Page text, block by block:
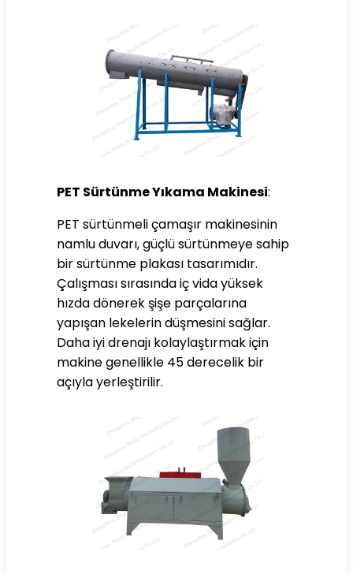
PET Sürtünme Yıkama Makinesi:
PET sürtünmeli çamaşır makinesinin
namlu duvarı, güçlü sürtünmeye sahip
bir sürtünme plakası tasarımıdır.
Çalışması sırasında iç vida yüksek
hızda dönerek şişe parçalarına
yapışan lekelerin düşmesini sağlar.
Daha iyi drenajı kolaylaştırmak için
makine genellikle 45 derecelik bir
açıyla yerleştirilir.